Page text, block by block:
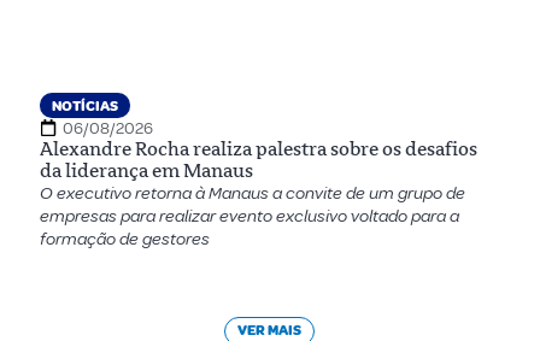
NOTÍCIAS
06/08/2026
Alexandre Rocha realiza palestra sobre os desafios
da liderança em Manaus
O executivo retorna à Manaus a convite de um grupo de
empresas para realizar evento exclusivo voltado para a
formação de gestores
VER MAIS